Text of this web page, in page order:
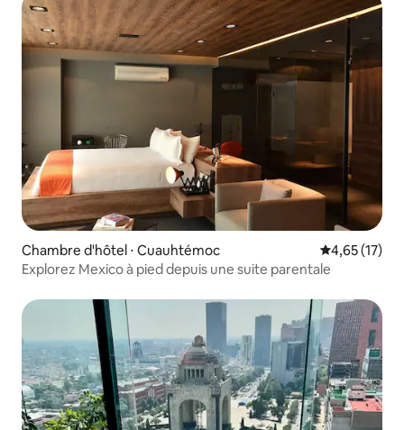
Chambre d'hôtel ⋅ Cuauhtémoc Évaluation
4,65 (17)
Explorez Mexico à pied depuis une suite parentale